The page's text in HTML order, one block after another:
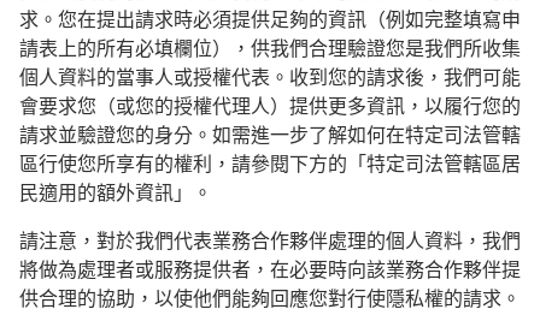
求。您在提出請求時必須提供足夠的資訊（例如完整填寫申
請表上的所有必填欄位），供我們合理驗證您是我們所收集
個人資料的當事人或授權代表。收到您的請求後，我們可能
會要求您（或您的授權代理人）提供更多資訊，以履行您的
請求並驗證您的身分。如需進一步了解如何在特定司法管轄
區行使您所享有的權利，請參閱下方的「特定司法管轄區居
民適用的額外資訊」。
請注意，對於我們代表業務合作夥伴處理的個人資料，我們
將做為處理者或服務提供者，在必要時向該業務合作夥伴提
供合理的協助，以使他們能夠回應您對行使隱私權的請求。